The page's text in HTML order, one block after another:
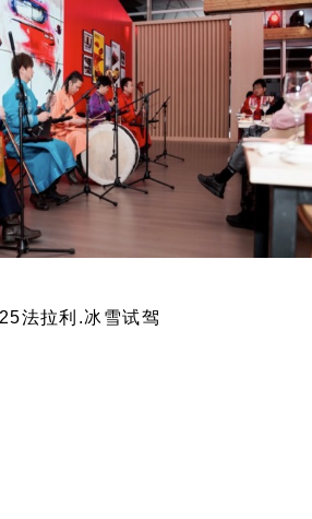
法拉利.冰雪试驾